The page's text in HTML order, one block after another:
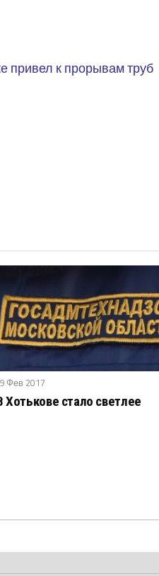
привел к прорывам труб
9 Фев 2017
Хотькове стало светлее